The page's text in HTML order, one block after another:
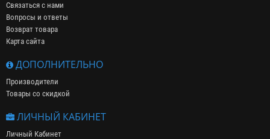
Связаться с нами
Вопросы и ответы
Возврат товара
Карта сайта
ДОПОЛНИТЕЛЬНО
Производители
Товары со скидкой
ЛИЧНЫЙ КАБИНЕТ
Личный Кабинет